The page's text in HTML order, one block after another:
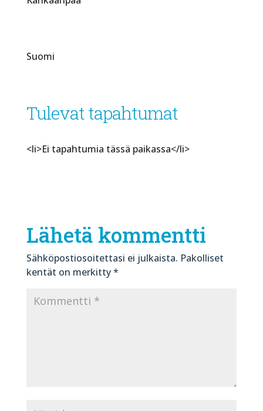
Suomi
Tulevat tapahtumat
<li>Ei tapahtumia tässä paikassa</li>
Lähetä kommentti
Sähköpostiosoitettasi ei julkaista. Pakolliset
kentät on merkitty*